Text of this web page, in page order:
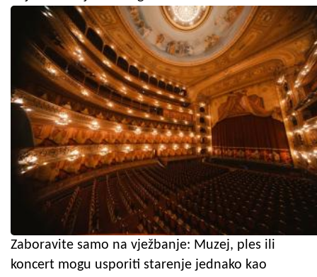
Zaboravite samo na vježbanje: Muzej, ples ili
koncert mogu usporiti starenje jednako kao